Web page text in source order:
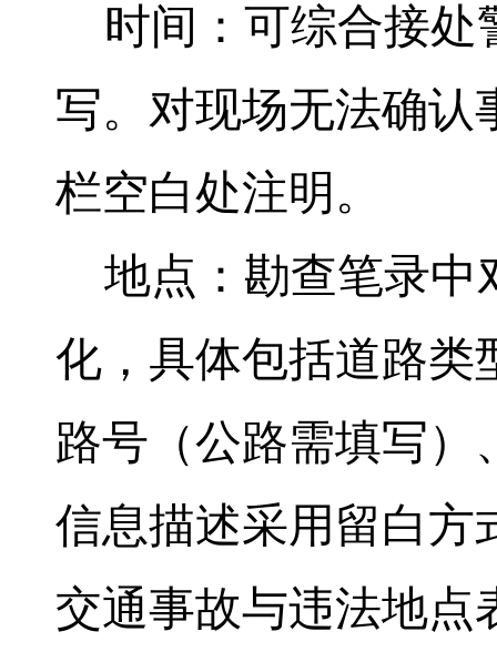
时间：可综合接处
写。对现场无法确认
栏空白处注明。
地点：勘查笔录中
化，具体包括道路类
路号（公路需填写）
信息描述采用留白方
交通事故与违法地点